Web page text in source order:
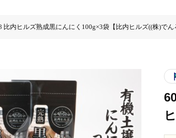
比内ヒルズ熟成黒にんにく100g×3袋【比内ヒルズ((株)でん